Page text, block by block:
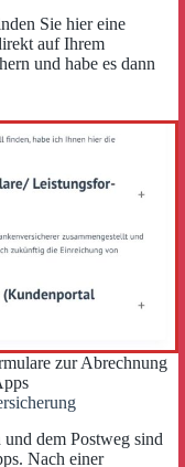
Sie hier eine
auf Ihrem
und habe es dann
zur Abrechnung
dem Postweg sind
Nach einer